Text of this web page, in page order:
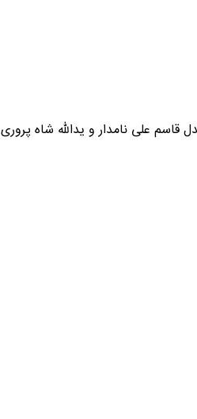
علی نامدار و یدالله شاه پروری